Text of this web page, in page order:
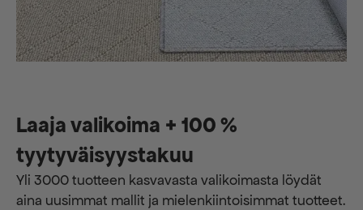
Laaja valikoima + 100 %
tyytyväisyystakuu
Yli 3000 tuotteen kasvavasta valikoimasta löydät
aina uusimmat mallit ja mielenkiintoisimmat tuotteet.